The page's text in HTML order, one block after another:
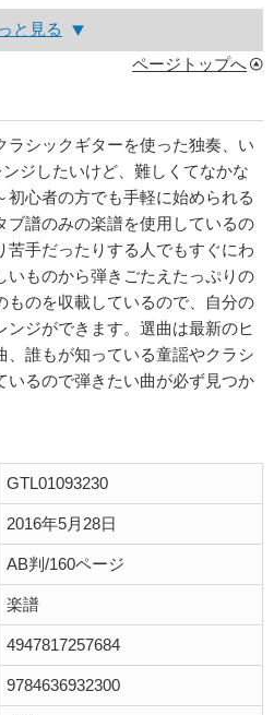
と見る
ページトップへ
ラシックギターを使った独奏、い
ジしたいけど、難しくてなかな
心者の方でも手軽に始められる
ブ譜のみの楽譜を使用しているの
苦手だったりする人でもすぐにわ
いものから弾きごたえたっぷりの
ものを収載しているので、自分の
ンジができます。選曲は最新のヒ
、誰もが知っている童謡やクラシ
いるので弾きたい曲が必ず見つか
GTL01093230
2016年5月28日
AB判/160ページ
楽譜
4947817257684
9784636932300